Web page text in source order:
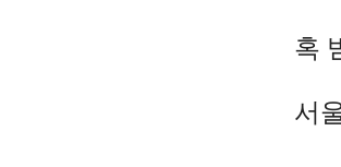
혹
서